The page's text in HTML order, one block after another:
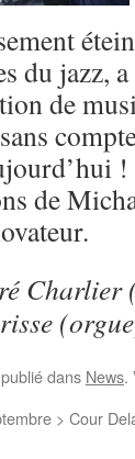
du jazz,
de
de
Charlier
dans News.
> Cour